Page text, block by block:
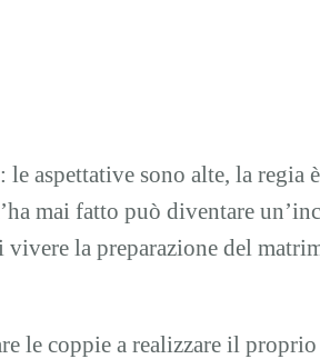
aspettative sono alte, la regia è
mai fatto può diventare
vivere la preparazione del
le coppie a realizzare il proprio